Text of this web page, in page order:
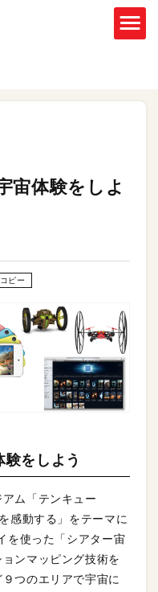
宙体験をしよ
ピー
をしよう
ム「テンキュー
感動する」をテーマに
を使った「シアター宙
ンマッピング技術を
つのエリアで宇宙に